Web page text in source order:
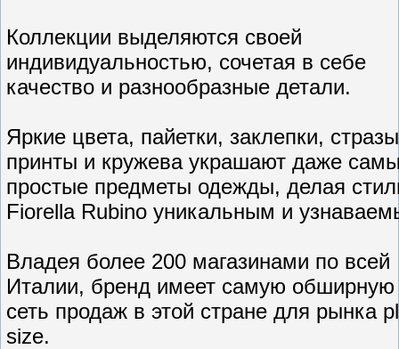
Коллекции выделяются своей
индивидуальностью, сочетая в себе
качество и разнообразные детали.
Яркие цвета, пайетки, заклепки,
принты и кружева украшают даже
простые предметы одежды, делая
Fiorella Rubino уникальным и
Владея более 200 магазинами по всей
Италии, бренд имеет самую обширную
сеть продаж в этой стране для рынка
size.